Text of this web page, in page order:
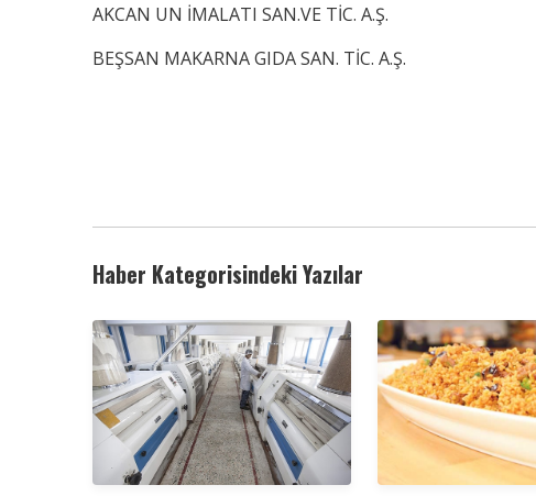
AKCAN UN İMALATI SAN.VE TİC. A.Ş.
BEŞSAN MAKARNA GIDA SAN. TİC. A.Ş.
Haber Kategorisindeki Yazılar